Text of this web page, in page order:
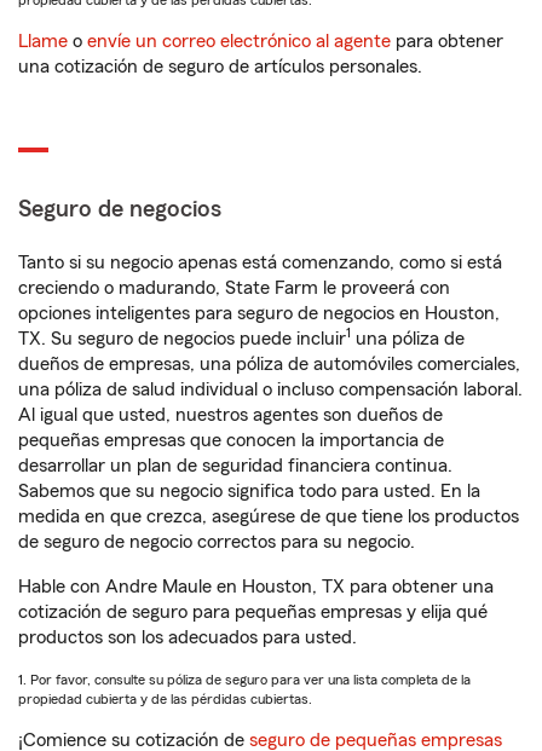
Llame o envíe un correo electrónico al agente para obtener
una cotización de seguro de artículos personales.
Seguro de negocios
Tanto si su negocio apenas está comenzando, como si está
creciendo o madurando, State Farm le proveerá con
opciones inteligentes para seguro de negocios en Houston,
TX. Su seguro de negocios puede incluir1 una póliza de
dueños de empresas, una póliza de automóviles comerciales,
una póliza de salud individual o incluso compensación laboral.
Al igual que usted, nuestros agentes son dueños de
pequeñas empresas que conocen la importancia de
desarrollar un plan de seguridad financiera continua.
Sabemos que su negocio significa todo para usted. En la
medida en que crezca, asegúrese de que tiene los productos
de seguro de negocio correctos para su negocio.
Hable con Andre Maule en Houston, TX para obtener una
cotización de seguro para pequeñas empresas y elija qué
productos son los adecuados para usted.
1. Por favor, consulte su póliza de seguro para ver una lista completa de la
propiedad cubierta y de las pérdidas cubiertas.
¡Comience su cotización de seguro de pequeñas empresas